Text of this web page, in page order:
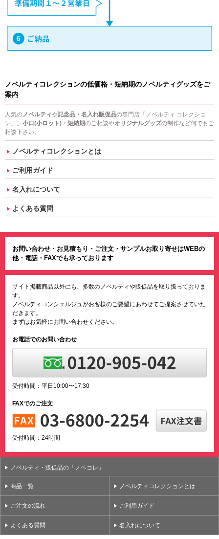
ノベルティコレクションの低価格・短納期のノベルティグッズをご
案内
人気のノベルティや記念品・名入れ販促品の専門店「ノベルティ コレクショ
ン」。 小口(小ロット)・短納期のご相談やオリジナルグッズの制作など何でもご
相談下さい。
ノベルティコレクションとは
ご利用ガイド
名入れについて
よくある質問
お問い合わせ・お見積もり・ご注文・サンプルお取り寄せはWEBの
他・電話・FAXでも承っております
サイト掲載商品以外にも、多数のノベルティや販促品を取り扱っておりま
す。
ノベルティコンシェルジュがお客様のご要望にあわせてご提案させていた
だきます。
まずはお気軽にお問い合わせください。
お電話でのお問い合わせ
受付時間：平日10:00〜17:30
FAXでのご注文
受付時間：24時間
ノベルティ・販促品の「ノベコレ」
商品一覧 ノベルティコレクションとは
ご注文の流れ ご利用ガイド
よくある質問 名入れについて